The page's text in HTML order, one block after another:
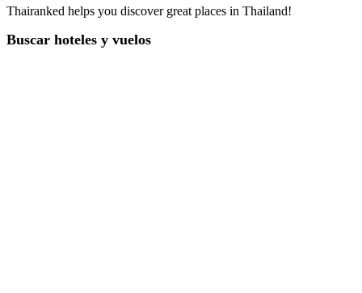
Thairanked helps you discover great places in Thailand!
Buscar hoteles y vuelos